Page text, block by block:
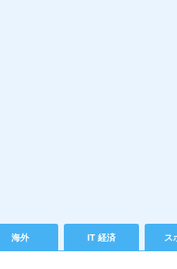
海外 IT 経済 ス